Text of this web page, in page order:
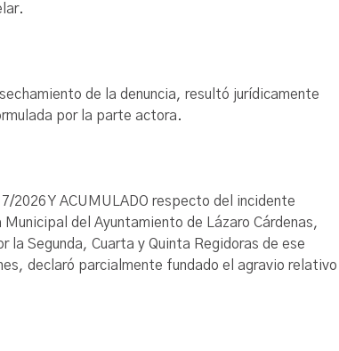
de la denuncia, resultó jurídicamente
por la parte actora.
2026 Y ACUMULADO respecto del incidente
del Ayuntamiento de Lázaro Cárdenas,
Segunda, Cuarta y Quinta Regidoras de ese
declaró parcialmente fundado el agravio relativo